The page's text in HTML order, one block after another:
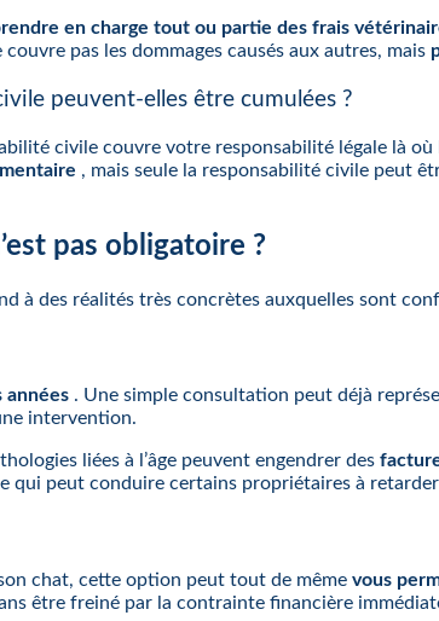
en charge tout ou partie des frais
pas les dommages causés aux autres, mais
peuvent-elles être cumulées ?
civile couvre votre responsabilité légale là
, mais seule la responsabilité civile peut
pas obligatoire ?
à des réalités très concrètes auxquelles sont
années . Une simple consultation peut déjà
intervention.
liées à l’âge peuvent engendrer des
qui peut conduire certains propriétaires à
son chat, cette option peut tout de même vous
être freiné par la contrainte financière